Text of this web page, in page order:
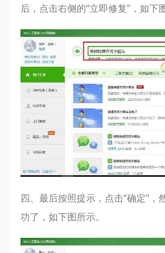
后，点击右侧的“立即修复”，如下
四、最后按照提示，点击“确定”，
功了，如下图所示。